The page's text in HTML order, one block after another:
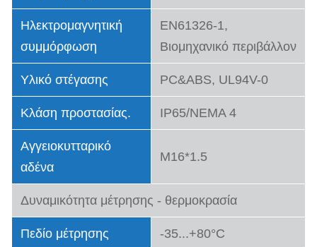
Ηλεκτρομαγνητική
συμμόρφωση
EN61326-1,
Βιομηχανικό περιβάλλον
Υλικό στέγασης PC&ABS, UL94V-0
Κλάση προστασίας. IP65/NEMA 4
Αγγειοκυτταρικό
αδένα
M16*1.5
Δυναμικότητα μέτρησης - θερμοκρασία
Πεδίο μέτρησης -35...+80°C